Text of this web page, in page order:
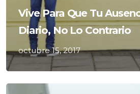
Vive Para Que Tu
Diario, No Lo Contrario
octubre 15, 2017